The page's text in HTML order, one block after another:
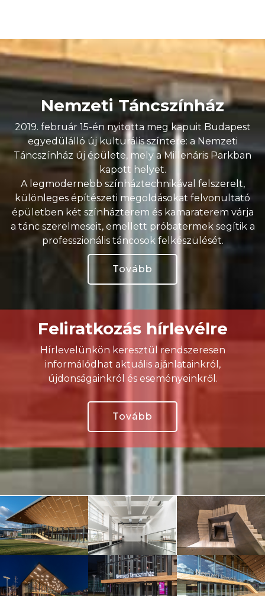
Nemzeti Táncszínház
2019. február 15-én nyitotta meg kapuit Budapest
egyedülálló új kulturális színtere: a Nemzeti
Táncszínház új épülete, mely a Millenáris Parkban
kapott helyet.
A legmodernebb színháztechnikával felszerelt,
különleges építészeti megoldásokat felvonultató
épületben két színházterem és kamaraterem várja
a tánc szerelmeseit, emellett próbatermek segítik a
professzionális táncosok felkészülését.
Tovább
Feliratkozás hírlevélre
Hírlevelünkön keresztül rendszeresen
informálódhat aktuális ajánlatainkról,
újdonságainkról és eseményeinkről.
Tovább